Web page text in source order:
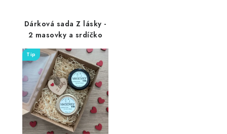
Dárková sada Z lásky -
2 masovky a srdíčko
Tip